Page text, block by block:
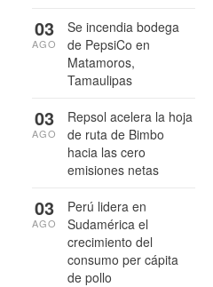
Se incendia bodega
de PepsiCo en
Matamoros,
Tamaulipas
03
AGO
Repsol acelera la hoja
de ruta de Bimbo
hacia las cero
emisiones netas
03
AGO
Perú lidera en
Sudamérica el
crecimiento del
consumo per cápita
de pollo
03
AGO